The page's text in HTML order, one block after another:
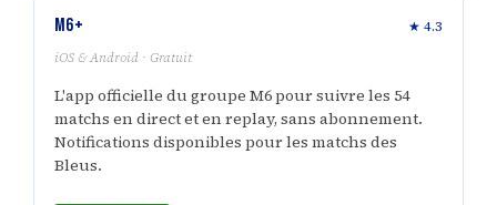
M6+ ★ 4.3
iOS & Android · Gratuit
L'app officielle du groupe M6 pour suivre les 54
matchs en direct et en replay, sans abonnement.
Notifications disponibles pour les matchs des
Bleus.